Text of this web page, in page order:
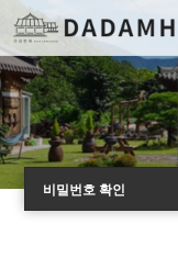
비밀번호 확인